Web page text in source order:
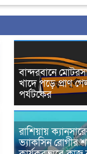
বান্দরবানে
খাদে পড়ে প্রাণ
পর্যটকের
রাশিয়ায়
ভ্যাকসিন রোগীর